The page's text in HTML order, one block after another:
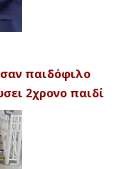
παιδόφιλο
2χρονο παιδί